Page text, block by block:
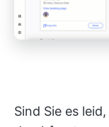
Sind Sie es